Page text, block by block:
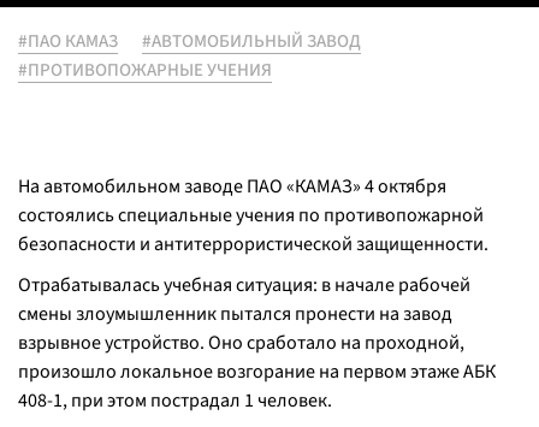
#ПАО КАМАЗ
#АВТОМОБИЛЬНЫЙ ЗАВОД
#ПРОТИВОПОЖАРНЫЕ УЧЕНИЯ
На автомобильном заводе ПАО «КАМАЗ» 4 октября
состоялись специальные учения по противопожарной
безопасности и антитеррористической защищенности.
Отрабатывалась учебная ситуация: в начале рабочей
смены злоумышленник пытался пронести на завод
взрывное устройство. Оно сработало на проходной,
произошло локальное возгорание на первом этаже АБК
408-1, при этом пострадал 1 человек.